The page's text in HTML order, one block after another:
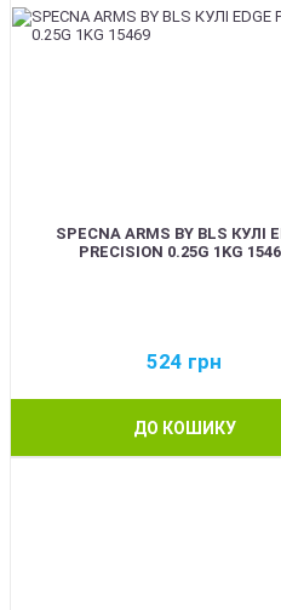
SPECNA ARMS BY BLS КУЛІ
PRECISION 0.25G 1KG
524 грн
ДО КОШИКУ